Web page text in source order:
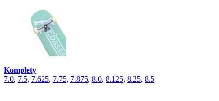
Komplety
7.0, 7.5, 7.625, 7.75, 7.875, 8.0, 8.125, 8.25, 8.5